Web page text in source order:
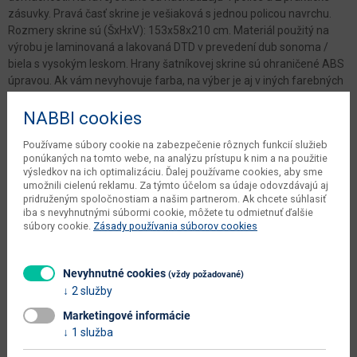
zásuvky. Pravá časť skrine je vešiaková s jednou policou navrchu.
Rozmery skrine sú (ŠxHxV): 153x58x210 cm. Materiál použitý na
výrobu je laminovaná a lakovaná DTD v prevedení dub sonoma /
biela s vysokým leskom. Hrany šatníkovej skrine sú ohraničené ABS
úpravou. Ak vám nevyhovuje farba, na výber je aj v iných farebných
Parametre
Šírka 153 cm
Hĺbka 58 cm
Výška 210 cm
váha s obalom dodávateľa
dodávateľa
0.235 m3
NABBI cookies
Používame súbory cookie na zabezpečenie rôznych funkcií služieb
ponúkaných na tomto webe, na analýzu prístupu k nim a na použitie
výsledkov na ich optimalizáciu. Ďalej používame cookies, aby sme
umožnili cielenú reklamu. Za týmto účelom sa údaje odovzdávajú aj
pridruženým spoločnostiam a našim partnerom. Ak chcete súhlasiť
iba s nevyhnutnými súbormi cookie, môžete tu odmietnuť ďalšie
súbory cookie. Zásady používania súborov cookies
Nevyhnutné cookies (vždy požadované)
2 služby
Marketingové informácie
1 služba